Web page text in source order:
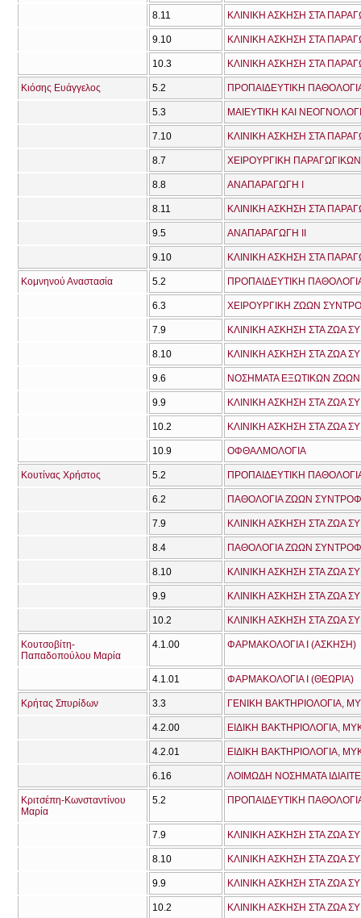
8.11 ΚΛΙΝΙΚΗ ΑΣΚΗΣΗ ΣΤΑ
9.10 ΚΛΙΝΙΚΗ ΑΣΚΗΣΗ ΣΤΑ
10.3 ΚΛΙΝΙΚΗ ΑΣΚΗΣΗ ΣΤΑ
Κιόσης Ευάγγελος 5.2 ΠΡΟΠΑΙΔΕΥΤΙΚΗ
5.3 ΜΑΙΕΥΤΙΚΗ ΚΑΙ
7.10 ΚΛΙΝΙΚΗ ΑΣΚΗΣΗ ΣΤΑ
8.7 ΧΕΙΡΟΥΡΓΙΚΗ
8.8 ΑΝΑΠΑΡΑΓΩΓΗ Ι
8.11 ΚΛΙΝΙΚΗ ΑΣΚΗΣΗ ΣΤΑ
9.5 ΑΝΑΠΑΡΑΓΩΓΗ ΙΙ
9.10 ΚΛΙΝΙΚΗ ΑΣΚΗΣΗ ΣΤΑ
Κομνηνού Αναστασία 5.2 ΠΡΟΠΑΙΔΕΥΤΙΚΗ
6.3 ΧΕΙΡΟΥΡΓΙΚΗ ΖΩΩΝ
7.9 ΚΛΙΝΙΚΗ ΑΣΚΗΣΗ ΣΤΑ ΖΩΑ
8.10 ΚΛΙΝΙΚΗ ΑΣΚΗΣΗ ΣΤΑ ΖΩΑ
9.6 ΝΟΣΗΜΑΤΑ ΕΞΩΤΙΚΩΝ ΖΩΩΝ
9.9 ΚΛΙΝΙΚΗ ΑΣΚΗΣΗ ΣΤΑ ΖΩΑ
10.2 ΚΛΙΝΙΚΗ ΑΣΚΗΣΗ ΣΤΑ ΖΩΑ
10.9 ΟΦΘΑΛΜΟΛΟΓΙΑ
Κουτίνας Χρήστος 5.2 ΠΡΟΠΑΙΔΕΥΤΙΚΗ
6.2 ΠΑΘΟΛΟΓΙΑ ΖΩΩΝ
7.9 ΚΛΙΝΙΚΗ ΑΣΚΗΣΗ ΣΤΑ ΖΩΑ
8.4 ΠΑΘΟΛΟΓΙΑ ΖΩΩΝ
8.10 ΚΛΙΝΙΚΗ ΑΣΚΗΣΗ ΣΤΑ ΖΩΑ
9.9 ΚΛΙΝΙΚΗ ΑΣΚΗΣΗ ΣΤΑ ΖΩΑ
10.2 ΚΛΙΝΙΚΗ ΑΣΚΗΣΗ ΣΤΑ ΖΩΑ
Κουτσοβίτη-
Παπαδοπούλου Μαρία
4.1.00 ΦΑΡΜΑΚΟΛΟΓΙΑ Ι (ΑΣΚΗΣΗ)
4.1.01 ΦΑΡΜΑΚΟΛΟΓΙΑ Ι (ΘΕΩΡΙΑ)
Κρήτας Σπυρίδων 3.3 ΓΕΝΙΚΗ ΒΑΚΤΗΡΙΟΛΟΓΙΑ,
4.2.00
4.2.01
6.16 ΛΟΙΜΩΔΗ ΝΟΣΗΜΑΤΑ
Κριτσέπη-Κωνσταντίνου
Μαρία
5.2 ΠΡΟΠΑΙΔΕΥΤΙΚΗ
7.9 ΚΛΙΝΙΚΗ ΑΣΚΗΣΗ ΣΤΑ ΖΩΑ
8.10 ΚΛΙΝΙΚΗ ΑΣΚΗΣΗ ΣΤΑ ΖΩΑ
9.9 ΚΛΙΝΙΚΗ ΑΣΚΗΣΗ ΣΤΑ ΖΩΑ
10.2 ΚΛΙΝΙΚΗ ΑΣΚΗΣΗ ΣΤΑ ΖΩΑ